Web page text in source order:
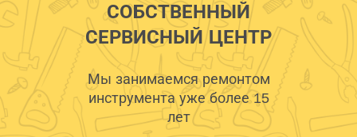
СОБСТВЕННЫЙ
СЕРВИСНЫЙ ЦЕНТР
Мы занимаемся ремонтом
инструмента уже более 15
лет